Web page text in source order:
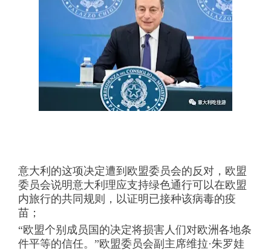
意大利的这项决定遭到欧盟委员会的反对，欧盟
委员会说明意大利理应支持绿色通行可以在欧盟
内旅行的共同规则，以证明已接种该病毒的疫
苗；
“欧盟个别成员国的决定将损害人们对欧洲各地条
件平等的信任。”欧盟委员会副主席维拉·朱罗娃